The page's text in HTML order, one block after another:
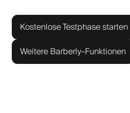
Kostenlose Testphase starten
Weitere Barberly-Funktionen